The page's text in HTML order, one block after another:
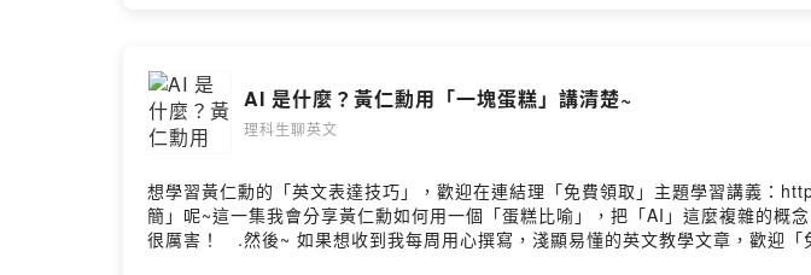
AI 是什麼？黃仁勳用「一塊蛋糕」講清楚~
理科生聊英文
想學習黃仁勳的「英文表達技巧」，歡迎在連結理「免費領取」主題學習講義
簡」呢~這一集我會分享黃仁勳如何用一個「蛋糕比喻」，把「AI」這麼複雜的
很厲害！ .然後~ 如果想收到我每周用心撰寫，淺顯易懂的英文教學文章，歡迎